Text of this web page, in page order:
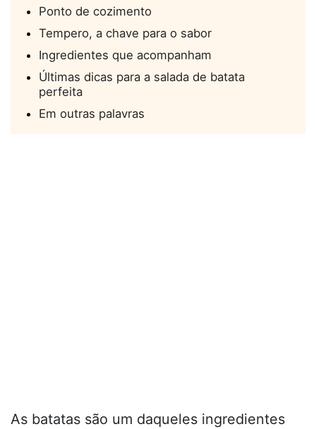
Ponto de cozimento
Tempero, a chave para o sabor
Ingredientes que acompanham
Últimas dicas para a salada de batata
perfeita
Em outras palavras
As batatas são um daqueles ingredientes